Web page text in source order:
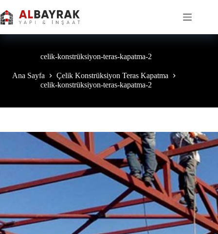
to
content
celik-konstrüksiyon-teras-kapatma-2
Ana Sayfa
Çelik Konstrüksiyon Teras Kapatma
celik-konstrüksiyon-teras-kapatma-2